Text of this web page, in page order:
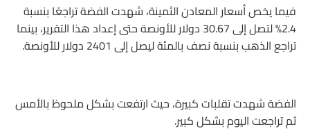
فيما يخص أسعار المعادن الثمينة، شهدت الفضة تراجعًا بنسبة
2.4% لتصل إلى 30.67 دولار للأونصة حتى إعداد هذا التقرير، بينما
تراجع الذهب بنسبة نصف بالمئة ليصل إلى 2401 دولار للأونصة.
الفضة شهدت تقلبات كبيرة، حيث ارتفعت بشكل ملحوظ بالأمس
ثم تراجعت اليوم بشكل كبير.